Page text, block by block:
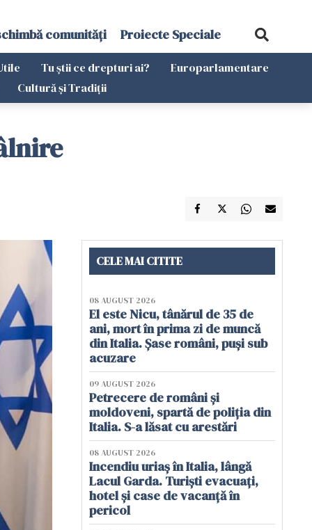
comunități Proiecte Speciale
Tu știi ce drepturi ai?
Europarlamentare
Cultură și Tradiții
CELE MAI CITITE
08 AUGUST 2026
El este Nicu, tânărul de 35 de
ani, mort în prima zi de muncă
din Italia. Șase români, puși sub
acuzare
09 AUGUST 2026
Petrecere de români și
moldoveni, spartă de poliția din
Italia. S-a lăsat cu arestări
08 AUGUST 2026
Incendiu uriaș în Italia, lângă
Lacul Garda. Turiști evacuați,
hotel și case de vacanță în
pericol